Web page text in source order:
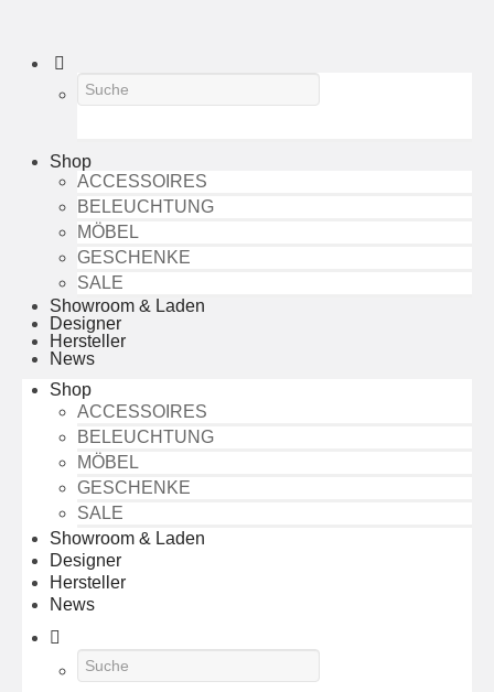
Shop
ACCESSOIRES
BELEUCHTUNG
MÖBEL
GESCHENKE
SALE
Showroom & Laden
Designer
Hersteller
News
Shop
ACCESSOIRES
BELEUCHTUNG
MÖBEL
GESCHENKE
SALE
Showroom & Laden
Designer
Hersteller
News